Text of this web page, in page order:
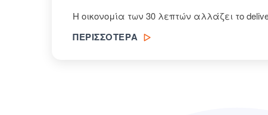
Η οικονομία των 30 λεπτών αλλάζει το
ΠΕΡΙΣΣΟΤΕΡΑ